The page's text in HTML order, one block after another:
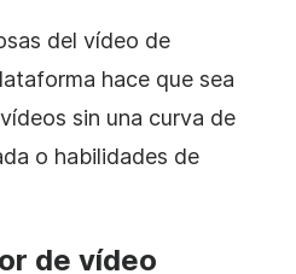
del vídeo de
hace que sea
sin una curva de
o habilidades de
de vídeo